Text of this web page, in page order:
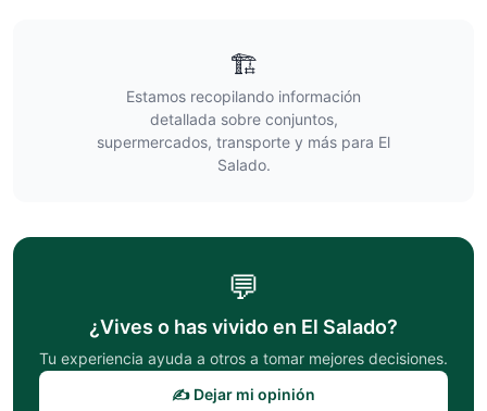
🏗️
Estamos recopilando información
detallada sobre conjuntos,
supermercados, transporte y más para El
Salado.
💬
¿Vives o has vivido en El Salado?
Tu experiencia ayuda a otros a tomar mejores decisiones.
✍️ Dejar mi opinión